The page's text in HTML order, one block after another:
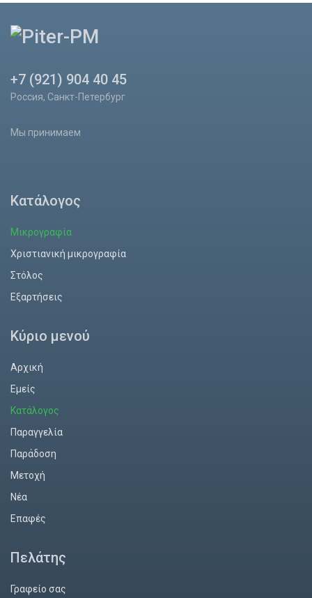
+7 (921) 904 40 45
Россия, Санкт-Петербург
Мы принимаем
Κατάλογος
Μικρογραφία
Χριστιανική μικρογραφία
Στόλος
Εξαρτήσεις
Κύριο μενού
Αρχική
Εμείς
Κατάλογος
Παραγγελία
Παράδοση
Mετοχή
Νέα
Επαφές
Πελάτης
Γραφείο σας